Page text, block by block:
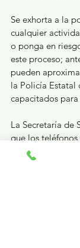
Se exhorta a la
cualquier
o ponga en
este proceso;
pueden
la Policía Estatal
capacitados
La Secretaría de
que los
y 9-1-1 Número
las 24 horas del